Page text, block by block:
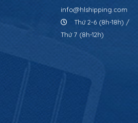
info@hlshipping.com
Thứ 2-6 (8h-18h) /
Thứ 7 (8h-12h)